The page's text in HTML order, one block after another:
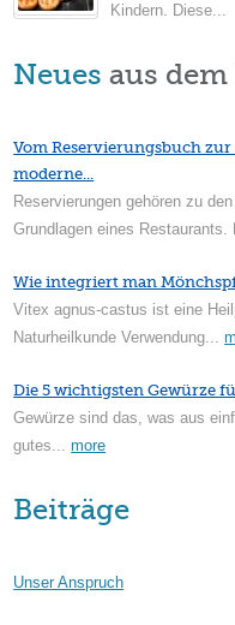
Kindern. Diese...
Neues aus
Vom Reservierungsbuch
moderne...
Reservierungen gehören zu
Grundlagen eines
Wie integriert man
Vitex agnus-castus ist eine
Naturheilkunde Verwendung...
Die 5 wichtigsten Gewürze
Gewürze sind das, was aus
gutes...more
Beiträge
Unser Anspruch